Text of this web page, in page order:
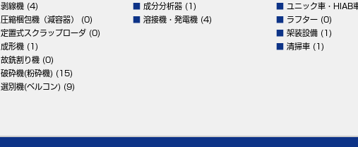
剥線機(4)
圧縮梱包機（減容器）
(0)
定置式スクラップローダ(0)
成形機(1)
故銑割り機(0)
破砕機(粉砕機) (15)
選別機(ベルコン) (9)
成分分析器 (1)
溶接機・発電機 (4)
ユニック車・HIAB
ラフター(0)
架装設備(1)
清掃車(1)